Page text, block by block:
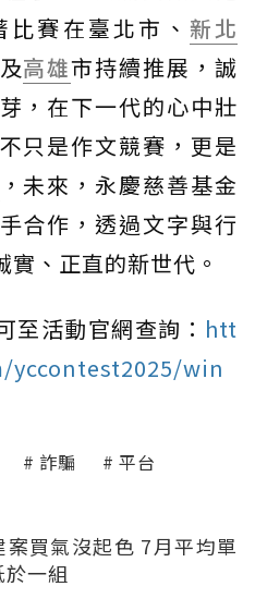
賽在臺北市、 新北
高雄市持續推展，誠
，在下一代的心中壯
只是作文競賽，更是
，未來，永慶慈善基金
合作，透過文字與行
、正直的新世代。
至活動官網查詢： htt
win
詐騙 平台
案買氣沒起色 7月平均單
一組